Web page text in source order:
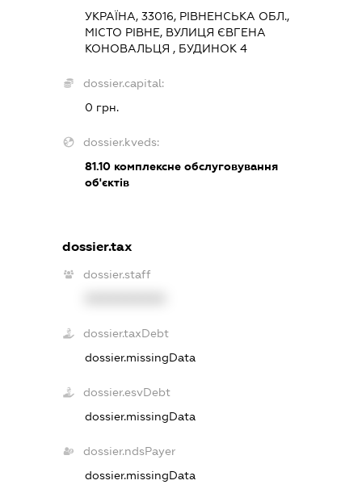
УКРАЇНА, 33016, РІВНЕНСЬКА ОБЛ.,
МІСТО РІВНЕ, ВУЛИЦЯ ЄВГЕНА
КОНОВАЛЬЦЯ , БУДИНОК 4
dossier.capital:
0 грн.
dossier.kveds:
81.10комплексне обслуговування
об'єктів
dossier.tax
dossier.staff
dossier.taxDebt
dossier.missingData
dossier.esvDebt
dossier.missingData
dossier.ndsPayer
dossier.missingData